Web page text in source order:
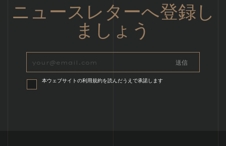
ニュースレターへ登録し
ましょう
本ウェブサイトの利用規約を読んだうえで承諾します